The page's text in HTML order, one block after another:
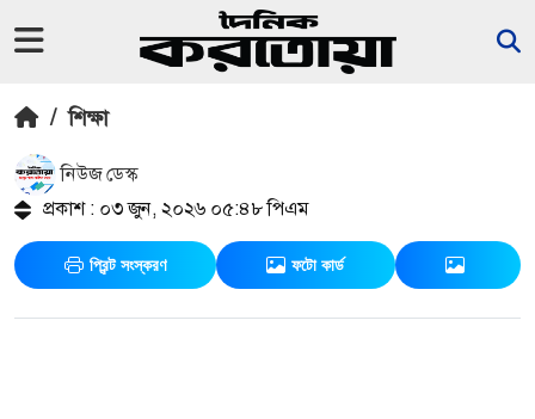
/ শিক্ষা
নিউজ ডেস্ক
প্রকাশ : ০৩ জুন, ২০২৬ ০৫:৪৮ পিএম
প্রিন্ট সংস্করণ ফটো কার্ড